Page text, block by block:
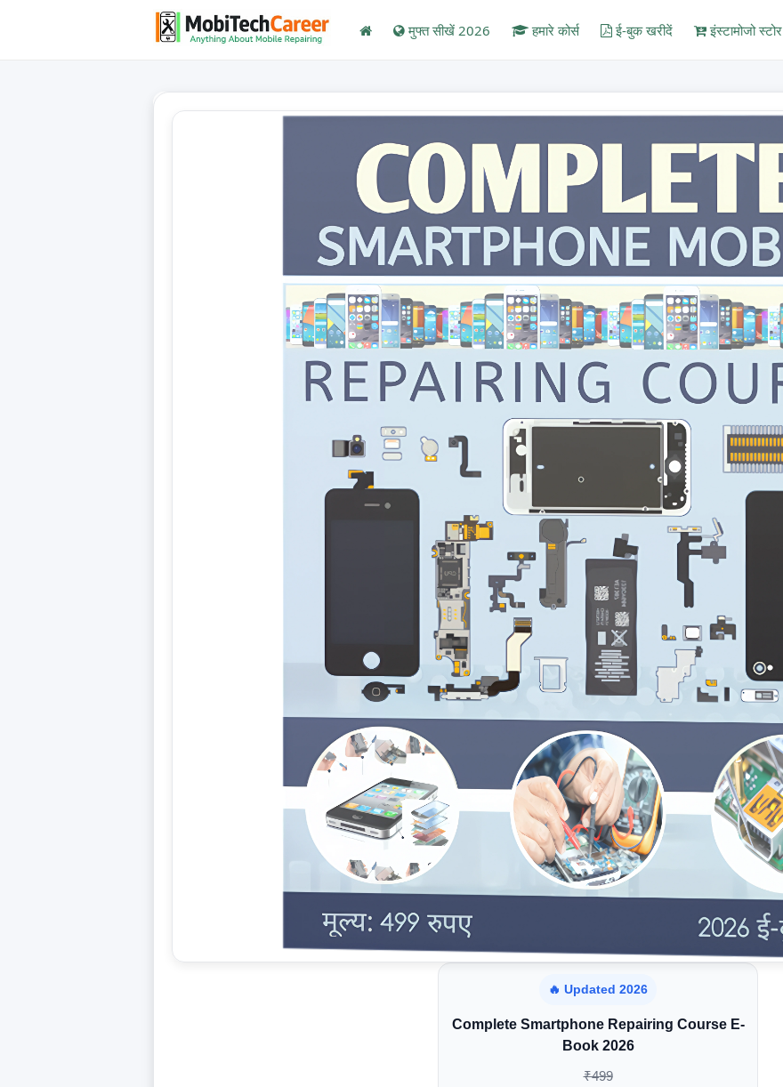
मुफ्त सीखें 2026 हमारे कोर्स ई-बुक खरीदें इंस्टामोजो स्टोर
🔥 Updated 2026
Complete Smartphone Repairing Course E-
Book 2026
₹499